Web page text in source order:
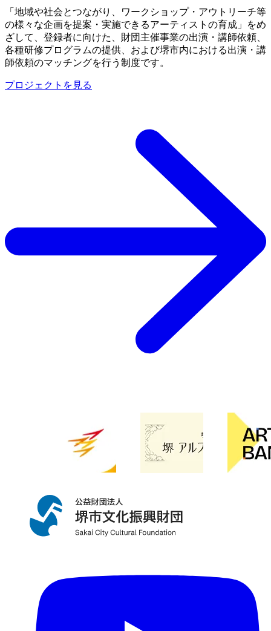
「地域や社会とつながり、ワークショップ・アウトリーチ等
の様々な企画を提案・実施できるアーティストの育成」をめ
ざして、登録者に向けた、財団主催事業の出演・講師依頼、
各種研修プログラムの提供、および堺市内における出演・講
師依頼のマッチングを行う制度です。
プロジェクトを見る